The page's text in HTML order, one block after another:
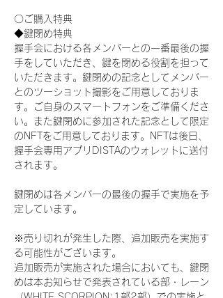
〇ご購入特典
◆鍵閉め特典
握手会における各メンバーとの一番最後の握
手をしていただき、鍵を閉める役割を担って
いただきます。鍵閉めの記念としてメンバー
とのツーショット撮影をご用意しておりま
す。ご自身のスマートフォンをご準備くださ
い。また鍵閉めに参加された記念として限定
のNFTをご用意しております。NFTは後日、
握手会専用アプリDISTAのウォレットに送付
されます。
鍵閉めは各メンバーの最後の握手で実施を予
定しています。
※売り切れが発生した際、追加販売を実施す
る可能性がございます。
追加販売が実施された場合においても、鍵閉
めは本お知らせで発表されている部・レーン